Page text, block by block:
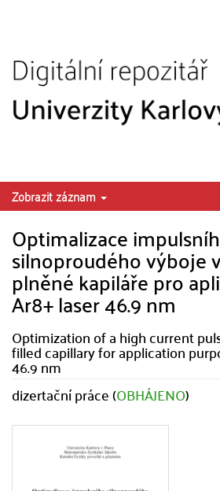
Zobrazit záznam
Optimalizace
silnoproudého výboje
plněné kapiláře pro
Ar8+ laser 46.9 nm
Optimization of a high current
filled capillary for application
46.9 nm
dizertační práce (OBHÁJENO)